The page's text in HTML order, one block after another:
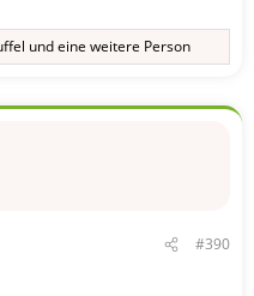
und eine weitere Person
#390